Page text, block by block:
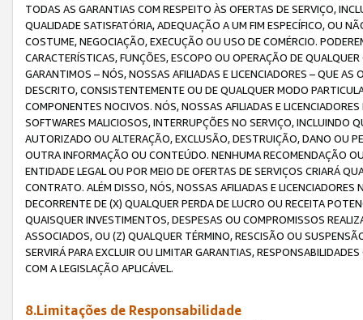
TODAS AS GARANTIAS COM RESPEITO ÀS OFERTAS DE SERVIÇO,
QUALIDADE SATISFATÓRIA, ADEQUAÇÃO A UM FIM ESPECÍFICO, OU
COSTUME, NEGOCIAÇÃO, EXECUÇÃO OU USO DE COMÉRCIO.
CARACTERÍSTICAS, FUNÇÕES, ESCOPO OU OPERAÇÃO DE
GARANTIMOS – NÓS, NOSSAS AFILIADAS E LICENCIADORES – QUE
DESCRITO, CONSISTENTEMENTE OU DE QUALQUER MODO
COMPONENTES NOCIVOS. NÓS, NOSSAS AFILIADAS E
SOFTWARES MALICIOSOS, INTERRUPÇÕES NO SERVIÇO, INCLUINDO
AUTORIZADO OU ALTERAÇÃO, EXCLUSÃO, DESTRUIÇÃO, DANO OU
OUTRA INFORMAÇÃO OU CONTEÚDO. NENHUMA RECOMENDAÇÃO
ENTIDADE LEGAL OU POR MEIO DE OFERTAS DE SERVIÇOS CRIARÁ
CONTRATO. ALÉM DISSO, NÓS, NOSSAS AFILIADAS E
DECORRENTE DE (X) QUALQUER PERDA DE LUCRO OU RECEITA
QUAISQUER INVESTIMENTOS, DESPESAS OU COMPROMISSOS
ASSOCIADOS, OU (Z) QUALQUER TÉRMINO, RESCISÃO OU
SERVIRÁ PARA EXCLUIR OU LIMITAR GARANTIAS,
COM A LEGISLAÇÃO APLICÁVEL.
8.Limitações de Responsabilidade